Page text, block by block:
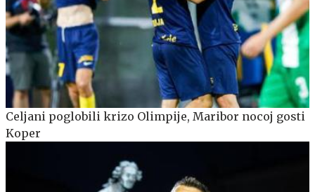
Celjani poglobili krizo Olimpije, Maribor nocoj gosti
Koper